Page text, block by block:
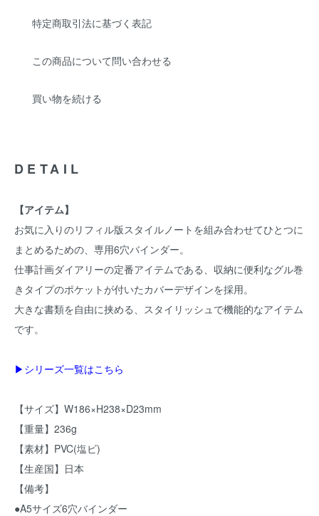
特定商取引法に基づく表記
この商品について問い合わせる
買い物を続ける
DETAIL
【アイテム】
お気に入りのリフィル版スタイルノートを組み合わせてひとつに
まとめるための、専用6穴バインダー。
仕事計画ダイアリーの定番アイテムである、収納に便利なグル巻
きタイプのポケットが付いたカバーデザインを採用。
大きな書類を自由に挟める、スタイリッシュで機能的なアイテム
です。
▶シリーズ一覧はこちら
【サイズ】W186×H238×D23mm
【重量】236g
【素材】PVC(塩ビ)
【生産国】日本
【備考】
●A5サイズ6穴バインダー